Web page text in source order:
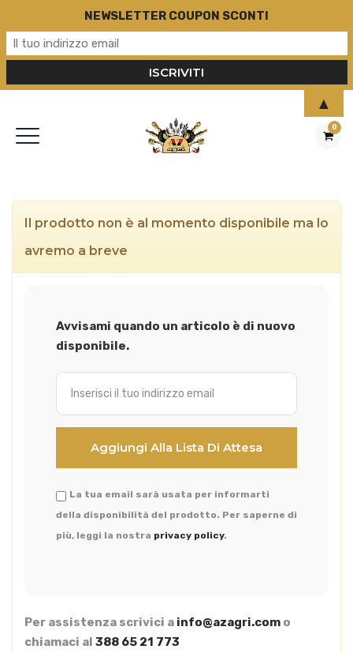
0
Il prodotto non è al momento disponibile ma lo
avremo a breve
Avvisami quando un articolo è di nuovo
disponibile.
La tua email sarà usata per informarti
della disponibilità del prodotto. Per saperne di
più, leggi la nostra privacy policy.
Per assistenza scrivici a info@azagri.com o
chiamaci al 388 65 21 773
NEWSLETTER COUPON SCONTI
▲